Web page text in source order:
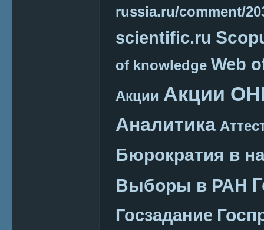
russia.ru/comment/
scientific.ru
of knowledge Web
Акции Акции
Аналитика
Бюрократия в
Выборы в РАН
Госзадание